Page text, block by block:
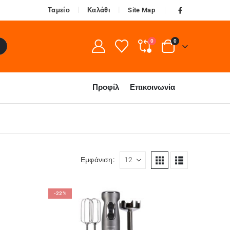
Ταμείο Καλάθι Site Map
0 0
Προφίλ Επικοινωνία
Εμφάνιση:
-22%